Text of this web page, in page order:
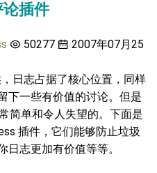
插件
50277
2007年07月25
日志占据了核心位置，同样
下一些有价值的讨论。但是
简单和令人失望的。下面是
插件，它们能够防止垃圾
志更加有价值等等。